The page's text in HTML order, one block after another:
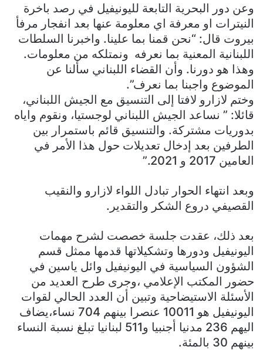
وعن دور البحرية التابعة لليونيفيل في رصد باخرة
النيترات او معرفة اي معلومة عنها بعد انفجار مرفأ
بيروت قال: “نحن قمنا بما علينا. واخبرنا السلطات
اللبنانية المعنية بما نعرفه ونمتلكه من معلومات.
وهذا هو دورنا. وأن القضاء اللبناني سألنا عن
الموضوع واجبنا بما نعرف”.
وختم لازارو لافتا إلى التنسيق مع الجيش اللبناني،
قائلا: ” نساعد الجيش اللبناني لوجستيا، ونقوم واياه
بدوريات مشتركة. والتنسيق قائم باستمرار بين
الطرفين بعد إدخال تعديلات حول هذا الأمر في
العامين 2017 و 2021.”
وبعد انتهاء الحوار تبادل اللواء لازارو والنقيب
القصيفي دروع الشكر والتقدير.
بعد ذلك، عقدت جلسة خصصت لشرح مهمات
اليونيفيل ودورها وتشكيلاتها قدمها ممثل قسم
الشؤون السياسية في اليونيفيل وائل ياسين في
حضور المكتب الإعلامي ،وجرى طرح العديد من
الأسئلة الاستيضاحية وتبين أن العدد الحالي لقوات
اليونيفيل هو 10011 عنصرا بينهم 704 نساء،يضاف
اليهم 236 مدنيا أجنبيا و511 لبنانيا تبلغ نسبة النساء
بينهم 30 بالمئة.